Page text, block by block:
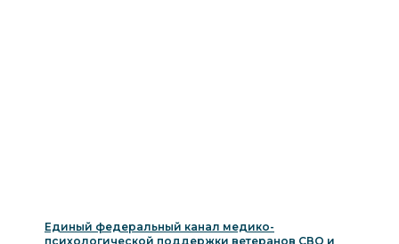
Единый федеральный канал медико-
психологической поддержки ветеранов СВО и